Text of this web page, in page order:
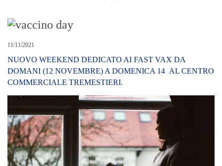
11/11/2021
NUOVO WEEKEND DEDICATO AI FAST VAX DA
DOMANI (12 NOVEMBRE) A DOMENICA 14 AL CENTRO
COMMERCIALE TREMESTIERI.